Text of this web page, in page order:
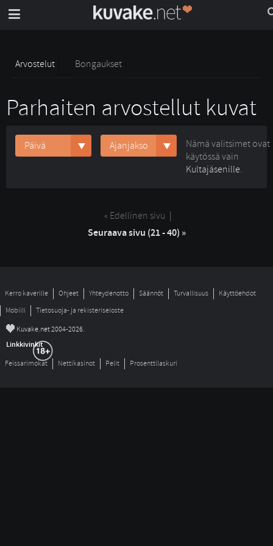
Arvostelut Bongaukset
Parhaiten arvostellut kuvat
Päivä Ajanjakso
Nämä valitsimet ovat
käytössä vain
Kultajäsenille.
« Edellinen sivu
Seuraava sivu (21 - 40) »
Kerro kaverille Ohjeet Yhteydenotto Säännöt Turvallisuus
Käyttöehdot
Mobiili
Tietosuoja- ja rekisteriseloste
© Kuvake.net 2004-2026.
Linkkivinkit
Feissarimokat Nettikasinot Pelit Prosenttilaskuri